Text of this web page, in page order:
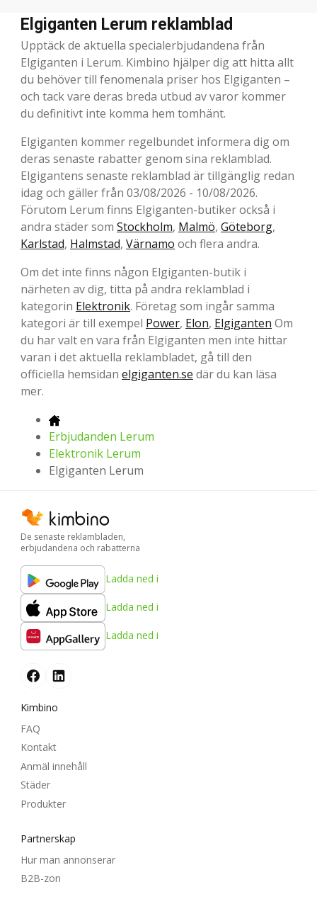
Elgiganten Lerum reklamblad
Upptäck de aktuella specialerbjudandena från
Elgiganten i Lerum. Kimbino hjälper dig att hitta allt
du behöver till fenomenala priser hos Elgiganten –
och tack vare deras breda utbud av varor kommer
du definitivt inte komma hem tomhänt.
Elgiganten kommer regelbundet informera dig om
deras senaste rabatter genom sina reklamblad.
Elgigantens senaste reklamblad är tillgänglig redan
idag och gäller från 03/08/2026 - 10/08/2026.
Förutom Lerum finns Elgiganten-butiker också i
andra städer som Stockholm, Malmö, Göteborg,
Karlstad, Halmstad, Värnamo och flera andra.
Om det inte finns någon Elgiganten-butik i
närheten av dig, titta på andra reklamblad i
kategorin Elektronik. Företag som ingår samma
kategori är till exempel Power, Elon, Elgiganten Om
du har valt en vara från Elgiganten men inte hittar
varan i det aktuella reklambladet, gå till den
officiella hemsidan elgiganten.se där du kan läsa
mer.
Erbjudanden Lerum
Elektronik Lerum
Elgiganten Lerum
De senaste reklambladen,
erbjudandena och rabatterna
Ladda ned i
Ladda ned i
Ladda ned i
Kimbino
FAQ
Kontakt
Anmäl innehåll
Städer
Produkter
Partnerskap
Hur man annonserar
B2B-zon